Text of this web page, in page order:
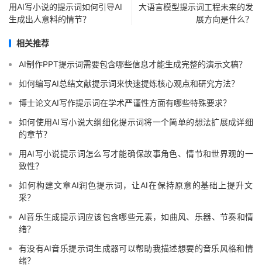
用AI写小说的提示词如何引导AI
生成出人意料的情节？
大语言模型提示词工程未来的发
展方向是什么？
相关推荐
AI制作PPT提示词需要包含哪些信息才能生成完整的演示文稿？
如何编写AI总结文献提示词来快速提炼核心观点和研究方法？
博士论文AI写作提示词在学术严谨性方面有哪些特殊要求？
如何使用AI写小说大纲细化提示词将一个简单的想法扩展成详细
的章节？
用AI写小说提示词怎么写才能确保故事角色、情节和世界观的一
致性？
如何构建文章AI润色提示词，让AI在保持原意的基础上提升文
采？
AI音乐生成提示词应该包含哪些元素，如曲风、乐器、节奏和情
绪？
有没有AI音乐提示词生成器可以帮助我描述想要的音乐风格和情
绪？